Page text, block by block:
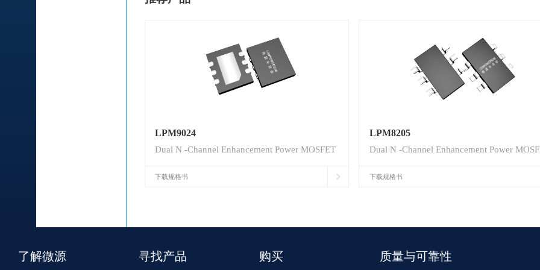
LPM9024
Dual N -Channel Enhancement Power MOSFET
下载规格书
LPM8205
Dual N -Channel Enhancement Power
下载规格书
了解微源 寻找产品 购买 质量与可靠性